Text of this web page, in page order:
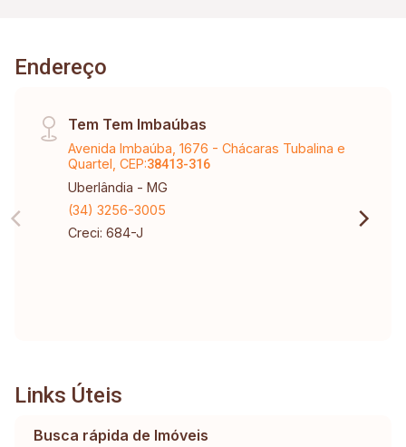
Endereço
Tem Tem Imbaúbas
Avenida Imbaúba, 1676 - Chácaras Tubalina e
Quartel, CEP:38413-316
Uberlândia - MG
(34) 3256-3005
Creci: 684-J
Links Úteis
Busca rápida de Imóveis